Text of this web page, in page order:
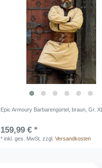
Epic Armoury Barbarengürtel, braun, Gr. XL
159,99 € *
*inkl. ges. MwSt. zzgl.Versandkosten